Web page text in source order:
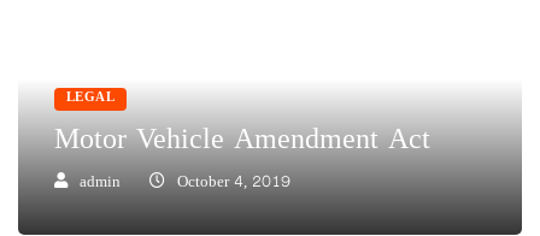
LEGAL
Motor Vehicle Amendment Act
admin October 4, 2019